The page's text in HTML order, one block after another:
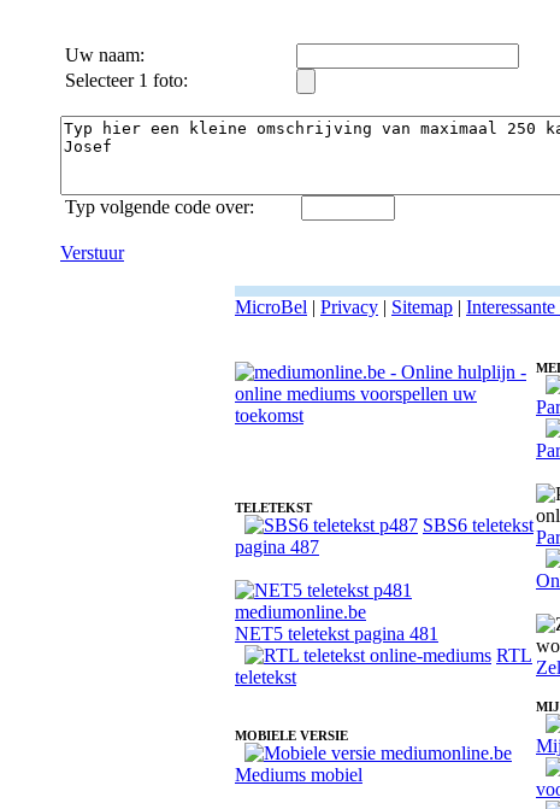
Uw naam:
Selecteer 1 foto:
Typ volgende code over:
Verstuur
MicroBel | Privacy | Sitemap |
TELETEKST
SBS6 teletekst
pagina 487
NET5 teletekst pagina 481
RTL
teletekst
MOBIELE VERSIE
Mediums mobiel